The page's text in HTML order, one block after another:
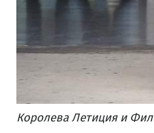
Королева Летиция и